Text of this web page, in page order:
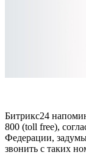
Битрикс24
800 (toll free),
Федерации,
звонить с таких